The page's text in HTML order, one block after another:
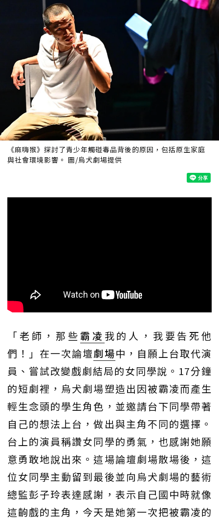
《麻嗨猴》探討了青少年觸碰毒品背後的原因，包括原生家庭
與社會環境影響。 圖/烏犬劇場提供
「老師，那些 霸凌 我的人，我要告死他
們！」在一次論壇劇場中，自願上台取代演
員、嘗試改變戲劇結局的女同學說。17分鐘
的短劇裡，烏犬劇場塑造出因被霸凌而產生
輕生念頭的學生角色，並邀請台下同學帶著
自己的想法上台，做出與主角不同的選擇。
台上的演員稱讚女同學的勇氣，也感謝她願
意勇敢地說出來。這場論壇劇場散場後，這
位女同學主動留到最後並向烏犬劇場的藝術
總監彭子玲表達感謝，表示自己國中時就像
這齣戲的主角，今天是她第一次把被霸凌的